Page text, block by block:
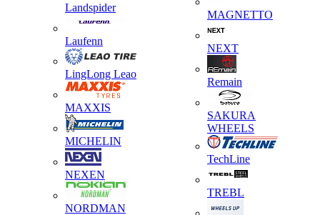
Landspider
Laufenn
LingLong Leao
MAXXIS
MICHELIN
NEXEN
NORDMAN
MAGNETTO
NEXT
Remain
SAKURA
WHEELS
TechLine
TREBL